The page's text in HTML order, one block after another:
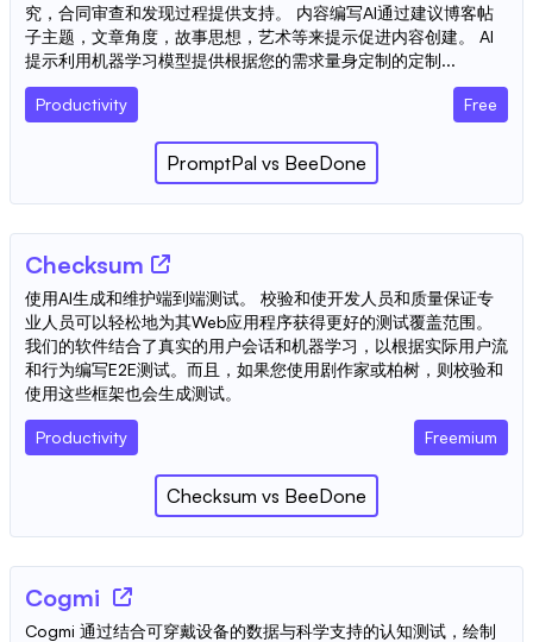
究，合同审查和发现过程提供支持。 内容编写AI通过建议博客帖
子主题，文章角度，故事思想，艺术等来提示促进内容创建。 AI
提示利用机器学习模型提供根据您的需求量身定制的定制...
Productivity Free
PromptPal vs BeeDone
Checksum
使用AI生成和维护端到端测试。 校验和使开发人员和质量保证专
业人员可以轻松地为其Web应用程序获得更好的测试覆盖范围。
我们的软件结合了真实的用户会话和机器学习，以根据实际用户流
和行为编写E2E测试。而且，如果您使用剧作家或柏树，则校验和
使用这些框架也会生成测试。
Productivity Freemium
Checksum vs BeeDone
Cogmi
Cogmi 通过结合可穿戴设备的数据与科学支持的认知测试，绘制